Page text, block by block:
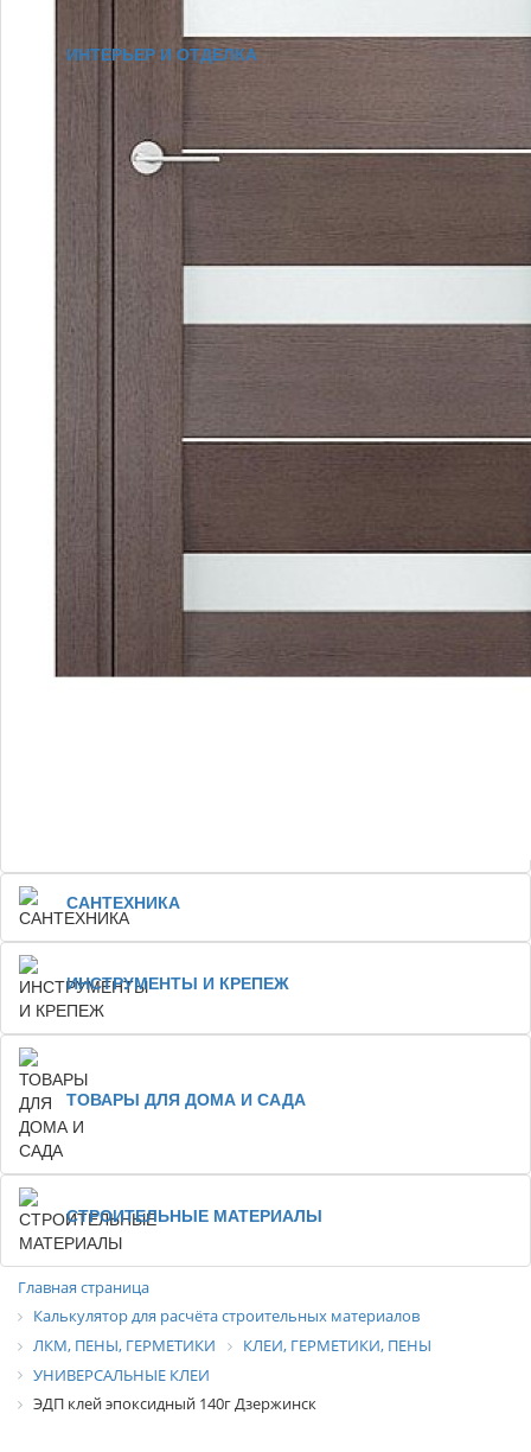
ИНТЕРЬЕР И ОТДЕЛКА
САНТЕХНИКА
ИНСТРУМЕНТЫ И КРЕПЕЖ
ТОВАРЫ ДЛЯ ДОМА И САДА
СТРОИТЕЛЬНЫЕ МАТЕРИАЛЫ
Главная страница
Калькулятор для расчёта строительных материалов
ЛКМ, ПЕНЫ, ГЕРМЕТИКИ
КЛЕИ, ГЕРМЕТИКИ, ПЕНЫ
УНИВЕРСАЛЬНЫЕ КЛЕИ
ЭДП клей эпоксидный 140г Дзержинск